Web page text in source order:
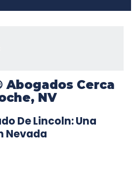
Abogados Cerca
NV
De Lincoln: Una
Nevada